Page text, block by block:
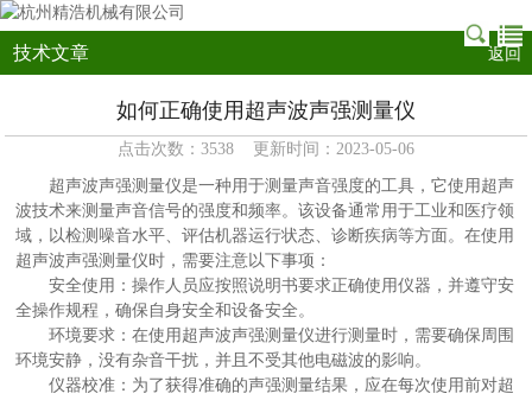
技术文章 返回
如何正确使用超声波声强测量仪
点击次数：3538 更新时间：2023-05-06
超声波声强测量仪是一种用于测量声音强度的工具，它使用超声
波技术来测量声音信号的强度和频率。该设备通常用于工业和医疗领
域，以检测噪音水平、评估机器运行状态、诊断疾病等方面。在使用
超声波声强测量仪时，需要注意以下事项：
安全使用：操作人员应按照说明书要求正确使用仪器，并遵守安
全操作规程，确保自身安全和设备安全。
环境要求：在使用超声波声强测量仪进行测量时，需要确保周围
环境安静，没有杂音干扰，并且不受其他电磁波的影响。
仪器校准：为了获得准确的声强测量结果，应在每次使用前对超